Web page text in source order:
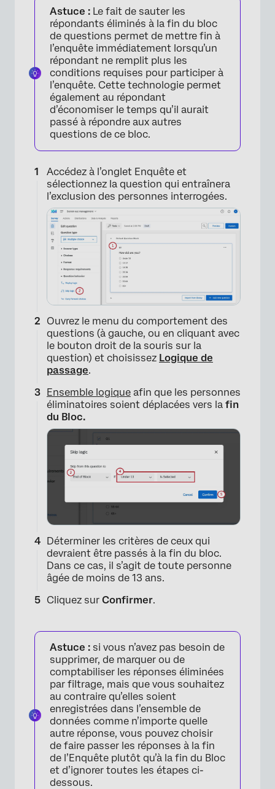
Astuce : Le fait de sauter les
répondants éliminés à la fin du bloc
de questions permet de mettre fin à
l’enquête immédiatement lorsqu’un
répondant ne remplit plus les
conditions requises pour participer à
l’enquête. Cette technologie permet
également au répondant
d’économiser le temps qu’il aurait
passé à répondre aux autres
questions de ce bloc.
Accédez à l’onglet Enquête et
sélectionnez la question qui entraînera
l’exclusion des personnes interrogées.
×
Ouvrez le menu du comportement des
questions (à gauche, ou en cliquant avec
le bouton droit de la souris sur la
question) et choisissez Logique de
passage.
Ensemble logique afin que les personnes
éliminatoires soient déplacées vers la fin
du Bloc.
Déterminer les critères de ceux qui
devraient être passés à la fin du bloc.
Dans ce cas, il s’agit de toute personne
âgée de moins de 13 ans.
Cliquez sur Confirmer.
Astuce : si vous n’avez pas besoin de
supprimer, de marquer ou de
comptabiliser les réponses éliminées
par filtrage, mais que vous souhaitez
au contraire qu’elles soient
enregistrées dans l’ensemble de
données comme n’importe quelle
autre réponse, vous pouvez choisir
de faire passer les réponses à la fin
de l’Enquête plutôt qu’à la fin du Bloc
et d’ignorer toutes les étapes ci-
dessous.